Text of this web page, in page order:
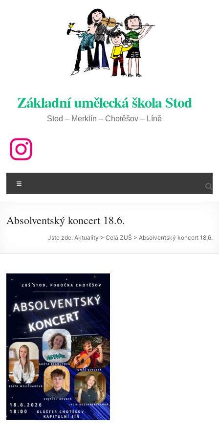
Základní umělecká škola Stod
Stod – Merklín – Chotěšov – Líně
ZUŠ na IG
Absolventský koncert 18.6.
Jste zde: Aktuality > Celá ZUŠ > Absolventský koncert 18.6.